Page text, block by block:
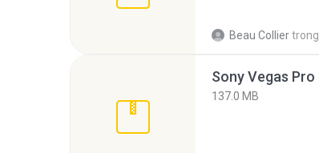
Beau Colliertrong
137.0 MB